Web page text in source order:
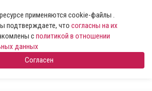
применяются cookie-файлы .
подтверждаете, что согласны на их
сполитикой в отношении
данных
Согласен